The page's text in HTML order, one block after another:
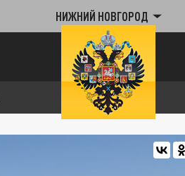
НИЖНИЙ НОВГОРОД